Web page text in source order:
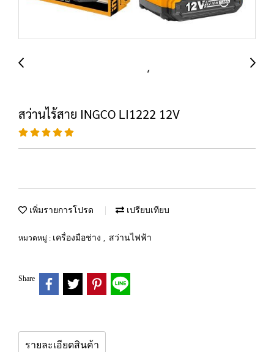
สว่านไร้สาย INGCO LI1222 12V
เพิ่มรายการโปรด เปรียบเทียบ
หมวดหมู่ : เครื่องมือช่าง , สว่านไฟฟ้า
Share
รายละเอียดสินค้า